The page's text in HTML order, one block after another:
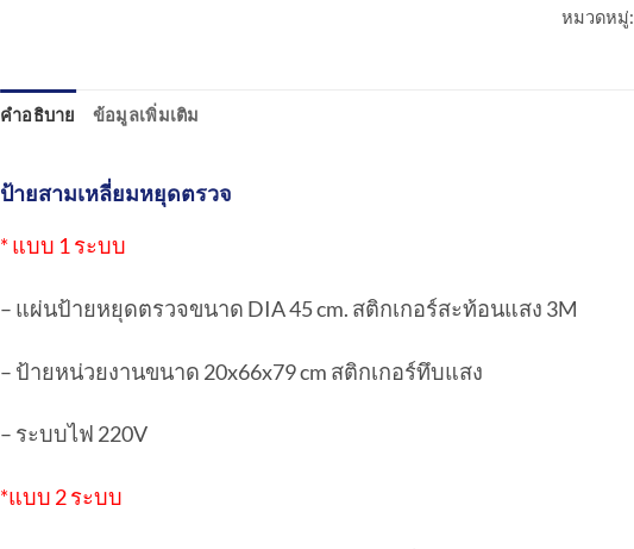
หมวดหมู่:
คำอธิบาย ข้อมูลเพิ่มเติม
ป้ายสามเหลี่ยมหยุดตรวจ
* แบบ 1 ระบบ
– แผ่นป้ายหยุดตรวจขนาด DIA 45 cm. สติกเกอร์สะท้อนแสง 3M
– ป้ายหน่วยงานขนาด 20x66x79 cm สติกเกอร์ทึบแสง
– ระบบไฟ 220V
*แบบ 2 ระบบ